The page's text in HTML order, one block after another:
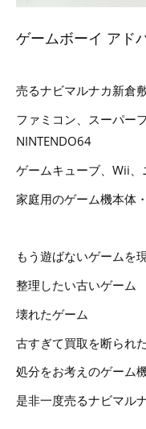
ゲームボーイ アド
売るナビマルナカ新倉
ファミコン、スーパー
NINTENDO64
ゲームキューブ、Wii
家庭用のゲーム機本体
もう遊ばないゲームを
整理したい古いゲーム
壊れたゲーム
古すぎて買取を断られ
処分をお考えのゲーム
是非一度売るナビマル